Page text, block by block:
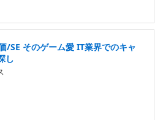
/SE そのゲーム愛 IT業界でのキャ
し